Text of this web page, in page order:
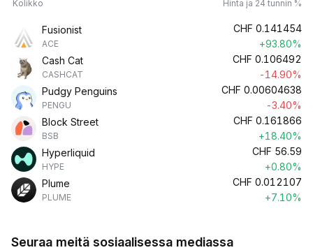
Kolikko Hinta ja 24 tunnin %
Fusionist
ACE
CHF 0.141454
+93.80%
Cash Cat
CASHCAT
CHF 0.106492
-14.90%
Pudgy Penguins
PENGU
CHF 0.00604638
-3.40%
Block Street
BSB
CHF 0.161866
+18.40%
Hyperliquid
HYPE
CHF 56.59
+0.80%
Plume
PLUME
CHF 0.012107
+7.10%
Seuraa meitä sosiaalisessa mediassa